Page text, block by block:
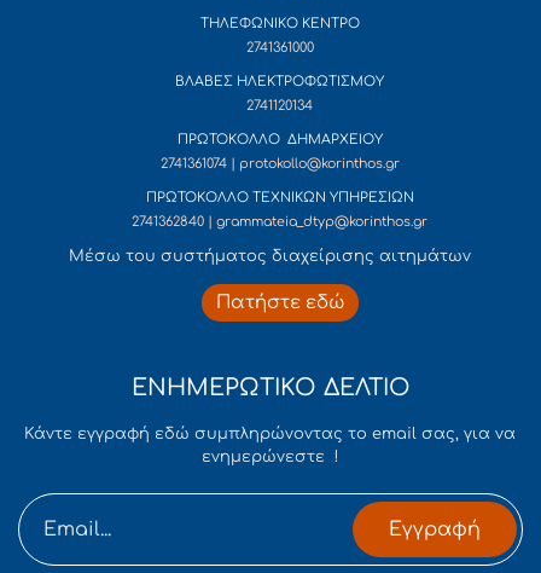
ΤΗΛΕΦΩΝΙΚΟ ΚΕΝΤΡΟ
2741361000
ΒΛΑΒΕΣ ΗΛΕΚΤΡΟΦΩΤΙΣΜΟΥ
2741120134
ΠΡΩΤΟΚΟΛΛΟ ΔΗΜΑΡΧΕΙΟΥ
2741361074 | protokollo@korinthos.gr
ΠΡΩΤΟΚΟΛΛΟ ΤΕΧΝΙΚΩΝ ΥΠΗΡΕΣΙΩΝ
2741362840 | grammateia_dtyp@korinthos.gr
Mέσω του συστήματος διαχείρισης αιτημάτων
Πατήστε εδώ
ΕΝΗΜΕΡΩΤΙΚΟ ΔΕΛΤΙΟ
Κάντε εγγραφή εδώ συμπληρώνοντας το email σας, για να
ενημερώνεστε !
Εγγραφή